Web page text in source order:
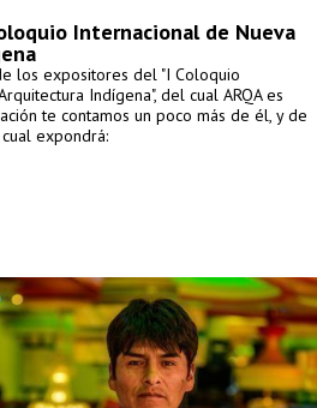
Internacional de Nueva
los expositores del "I Coloquio
Indígena", del cual ARQA es
te contamos un poco más de él, y de
expondrá: